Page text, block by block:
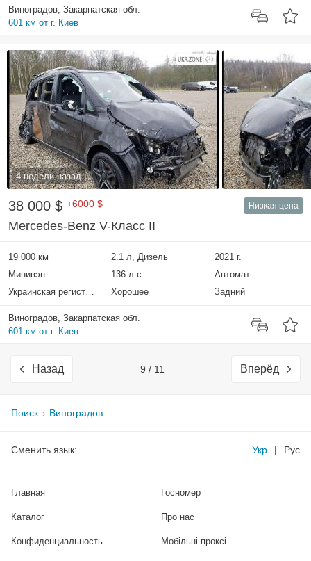
Виноградов, Закарпатская обл.
601 км от г. Киев
4 недели назад
38 000 $ +6000 $ Низкая цена
Mercedes-Benz V-Класс II
19 000 км 2.1 л, Дизель
2021 г.
Минивэн
136 л.с.
Автомат
Украинская регистрация
Хорошее Задний
Виноградов, Закарпатская обл.
601 км от г. Киев
Назад 9 / 11 Вперёд
Поиск Виноградов
Сменить язык: Укр | Рус
Главная
Каталог
Госномер
Про нас
Конфиденциальность Мобільні проксі